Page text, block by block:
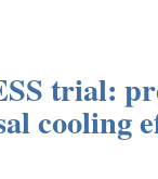
trial:
cooling